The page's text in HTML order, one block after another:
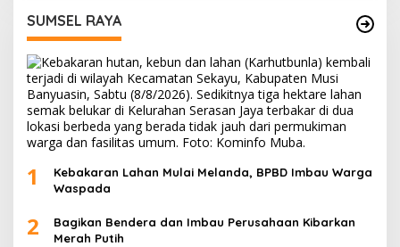
SUMSEL RAYA
1
Kebakaran Lahan Mulai Melanda, BPBD Imbau Warga
Waspada
2
Bagikan Bendera dan Imbau Perusahaan Kibarkan
Merah Putih